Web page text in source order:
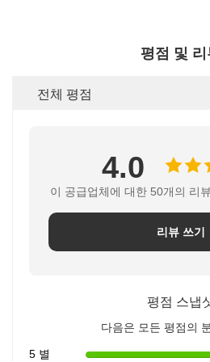
평점 및 리
전체 평점
4.0
이 공급업체에 대한 50개의 리
리뷰 쓰기
평점 스냅
다음은 모든 평점의
5 별